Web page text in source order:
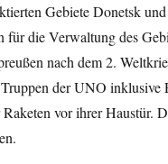
Gebiete Donetsk
die Verwaltung des
nach dem 2.
der UNO
vor ihrer Haustür.